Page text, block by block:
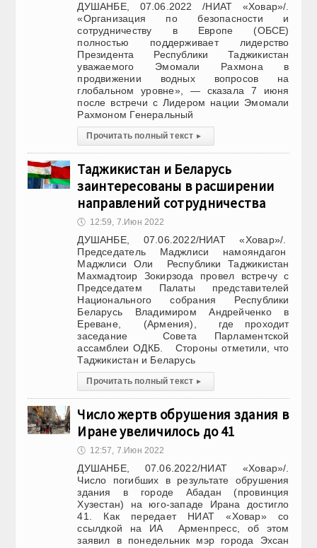
ДУШАНБЕ, 07.06.2022 /НИАТ «Ховар»/.
«Организация по безопасности и
сотрудничеству в Европе (ОБСЕ)
полностью поддерживает лидерство
Президента Республики Таджикистан
уважаемого Эмомали Рахмона в
продвижении водных вопросов на
глобальном уровне», — сказала 7 июня
после встречи с Лидером нации Эмомали
Рахмоном Генеральный
Прочитать полный текст ▸
Таджикистан и Беларусь
заинтересованы в расширении
направлений сотрудничества
🕔 12:59, 7.Июн 2022
ДУШАНБЕ, 07.06.2022/НИАТ «Ховар»/.
Председатель Маджлиси намояндагон
Маджлиси Оли Республики Таджикистан
Махмадтоир Зокирзода провел встречу с
Председатем Палаты представителей
Национального собрания Республики
Беларусь Владимиром Андрейченко в
Ереване, (Армения), где проходит
заседание Совета Парламентской
ассамблеи ОДКБ. Стороны отметили, что
Таджикистан и Беларусь
Прочитать полный текст ▸
Число жертв обрушения здания в
Иране увеличилось до 41
🕔 12:57, 7.Июн 2022
ДУШАНБЕ, 07.06.2022/НИАТ «Ховар»/.
Число погибших в результате обрушения
здания в городе Абадан (провинция
Хузестан) на юго-западе Ирана достигло
41. Как передает НИАТ «Ховар» со
ссылдкой на ИА Арменпресс, об этом
заявил в понедельник мэр города Эхсан